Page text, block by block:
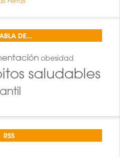
DE...
obesidad
saludables
RSS